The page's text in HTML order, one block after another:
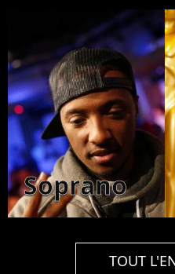
Soprano
TOUT